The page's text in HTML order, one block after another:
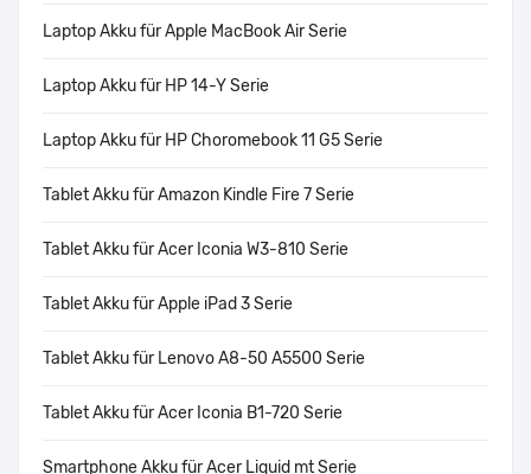
Laptop Akku für Apple MacBook Air Serie
Laptop Akku für HP 14-Y Serie
Laptop Akku für HP Choromebook 11 G5 Serie
Tablet Akku für Amazon Kindle Fire 7 Serie
Tablet Akku für Acer Iconia W3-810 Serie
Tablet Akku für Apple iPad 3 Serie
Tablet Akku für Lenovo A8-50 A5500 Serie
Tablet Akku für Acer Iconia B1-720 Serie
Smartphone Akku für Acer Liquid mt Serie